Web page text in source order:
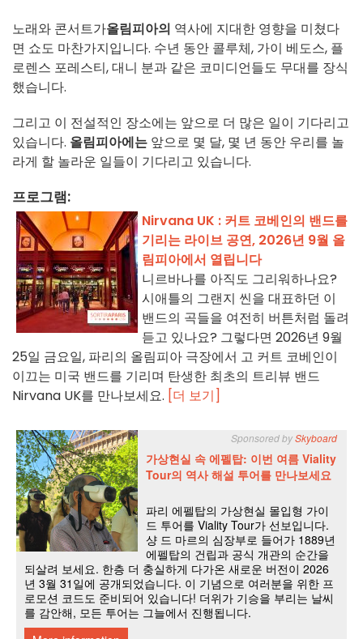
노래와 콘서트가올림피아의 역사에 지대한 영향을 미쳤다
면 쇼도 마찬가지입니다. 수년 동안 콜루체, 가이 베도스, 플
로렌스 포레스티, 대니 분과 같은 코미디언들도 무대를 장식
했습니다.
그리고 이 전설적인 장소에는 앞으로 더 많은 일이 기다리고
있습니다. 올림피아에는 앞으로 몇 달, 몇 년 동안 우리를 놀
라게 할 놀라운 일들이 기다리고 있습니다.
프로그램:
Nirvana UK : 커트 코베인의 밴드를
기리는 라이브 공연, 2026년 9월 올
림피아에서 열립니다
니르바나를 아직도 그리워하나요?
시애틀의 그랜지 씬을 대표하던 이
밴드의 곡들을 여전히 버튼처럼 돌려
듣고 있나요? 그렇다면 2026년 9월
25일 금요일, 파리의 올림피아 극장에서 고 커트 코베인이
이끄는 미국 밴드를 기리며 탄생한 최초의 트리뷰 밴드
Nirvana UK를 만나보세요. [더 보기]